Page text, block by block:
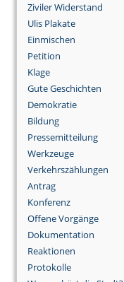
Ziviler Widerstand
Ulis Plakate
Einmischen
Petition
Klage
Gute Geschichten
Demokratie
Bildung
Pressemitteilung
Werkzeuge
Verkehrszählungen
Antrag
Konferenz
Offene Vorgänge
Dokumentation
Reaktionen
Protokolle